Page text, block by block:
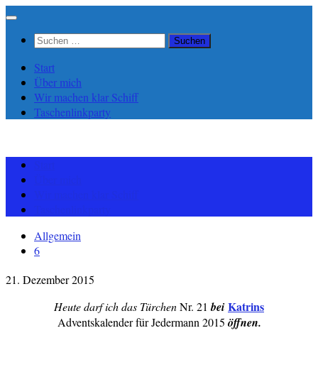
Zum
springenSuchen
Start
Über mich
Wir machen klar Schiff
Taschenlinkparty
Allgemein
6
21. Dezember 2015
Heute darf ich das TürchenNr. 21bei Katrins
Adventskalender für Jedermann 2015 öffnen.